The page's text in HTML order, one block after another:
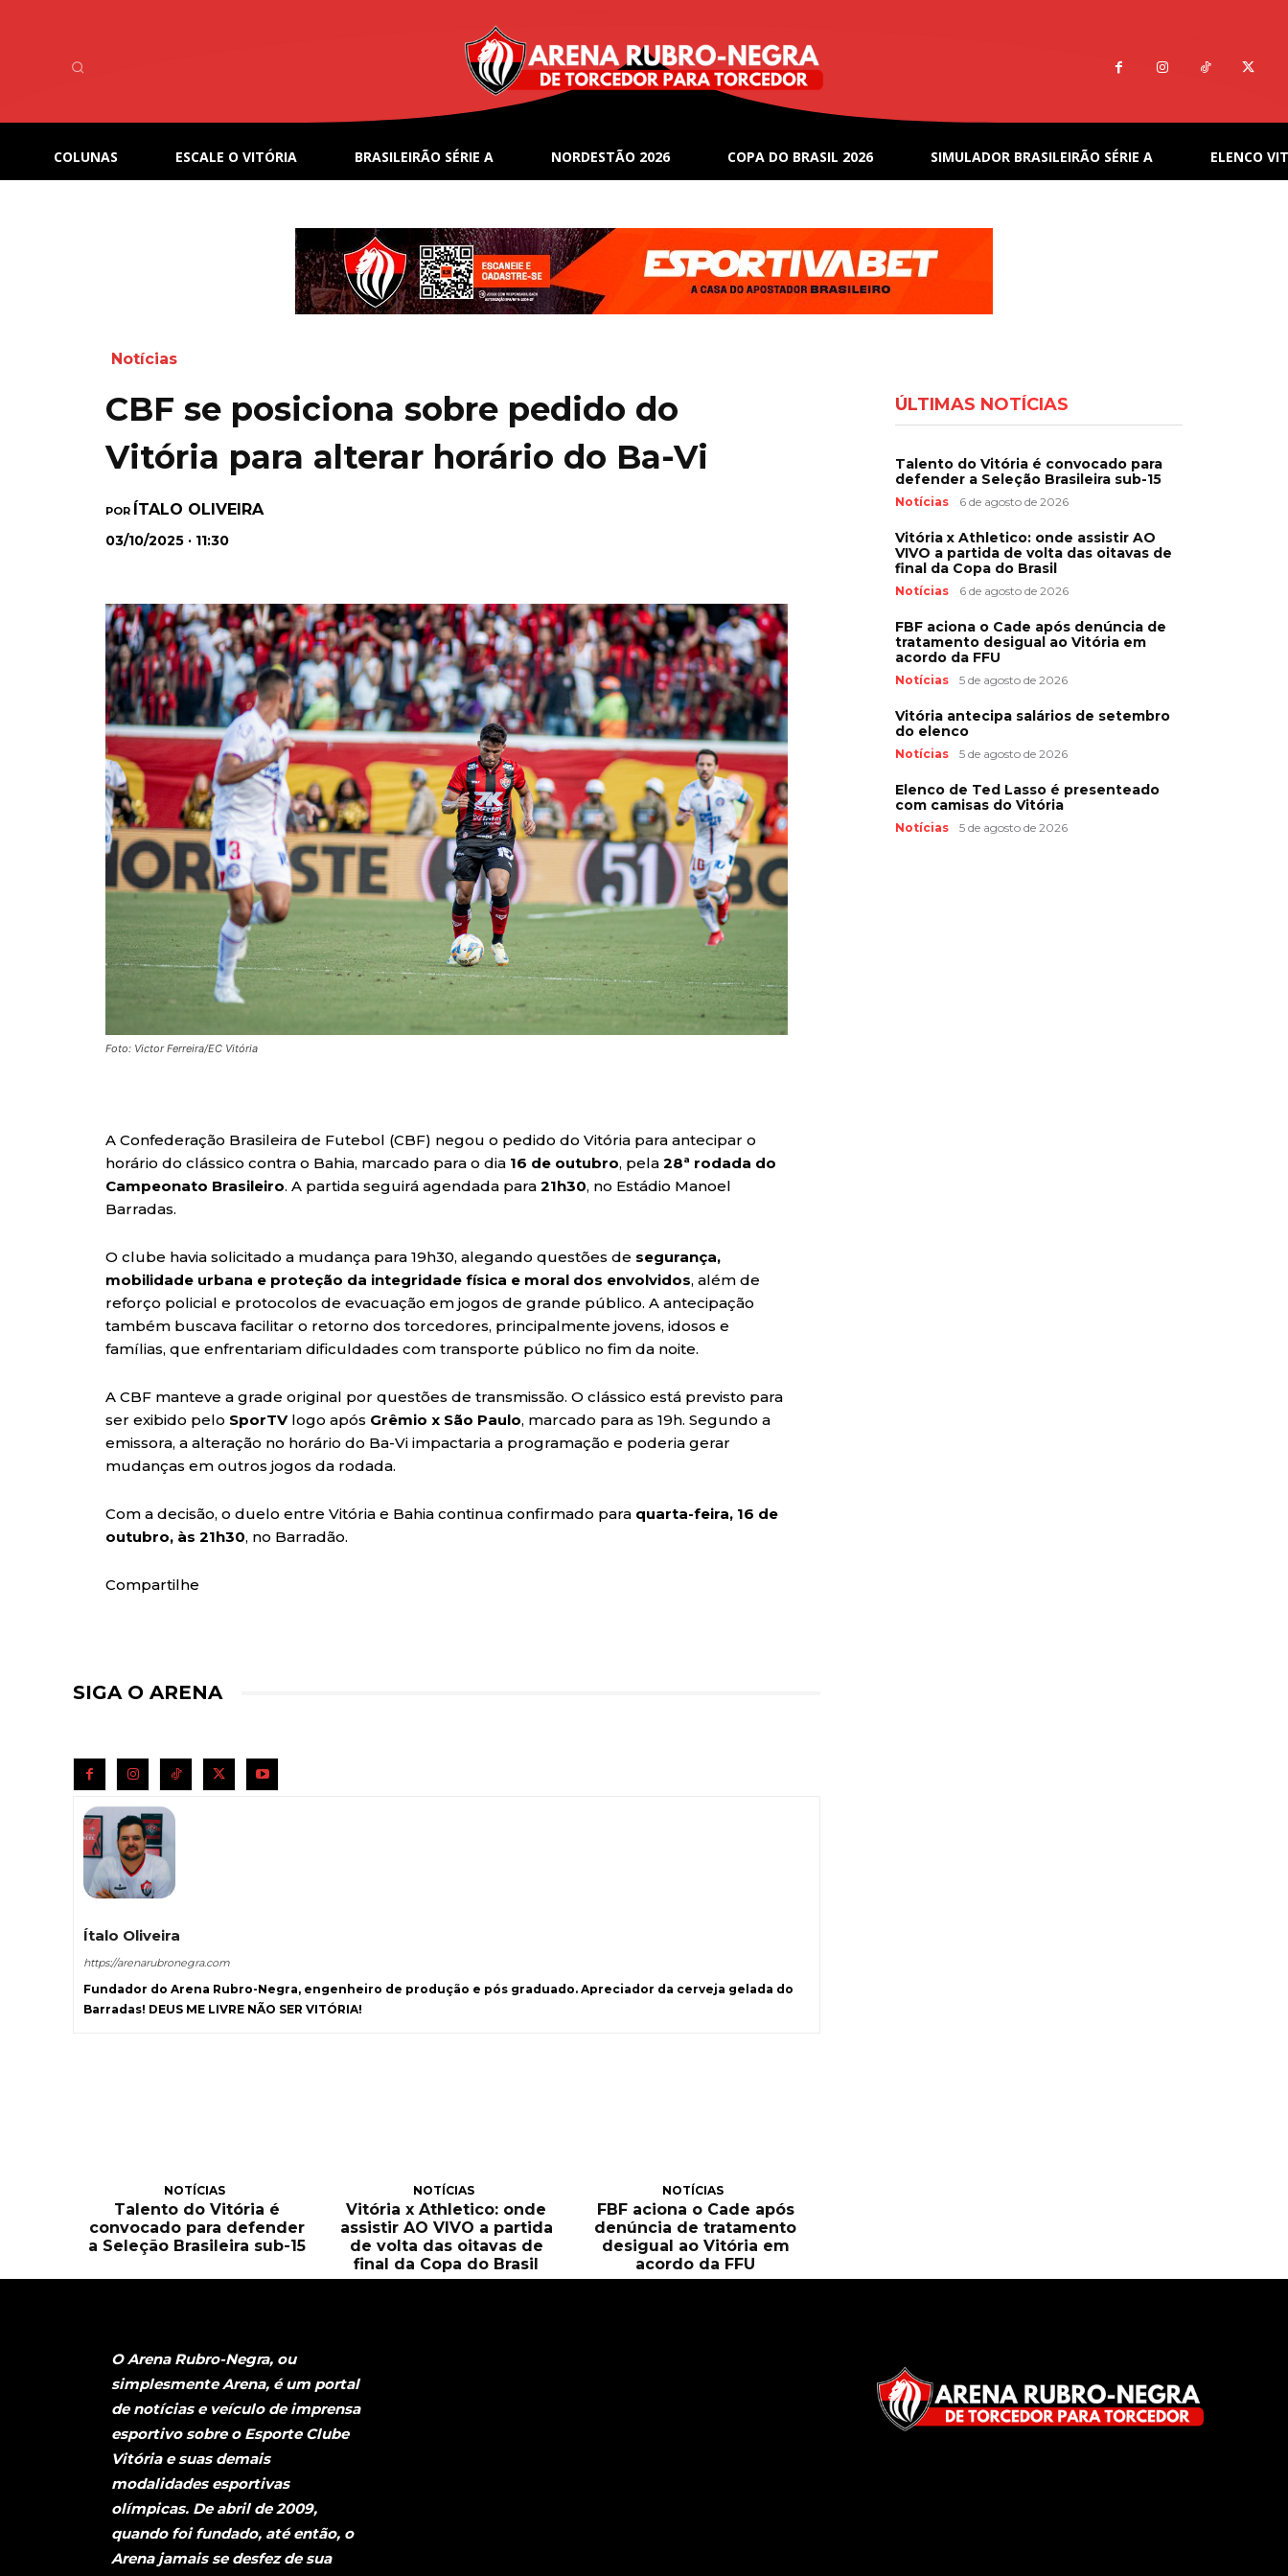
COLUNAS ESCALE O VITÓRIA BRASILEIRÃO SÉRIE A NORDESTÃO 2026 COPA DO BRASIL 2026 SIMULADOR BRASILEIRÃO SÉRIE A ELENCO
Notícias
CBF se posiciona sobre pedido do
Vitória para alterar horário do Ba-Vi
POR ÍTALO OLIVEIRA
03/10/2025 · 11:30
Foto: Victor Ferreira/EC Vitória
A Confederação Brasileira de Futebol (CBF) negou o pedido do Vitória para antecipar o
horário do clássico contra o Bahia, marcado para o dia 16 de outubro, pela 28ª rodada do
Campeonato Brasileiro. A partida seguirá agendada para 21h30, no Estádio Manoel
Barradas.
O clube havia solicitado a mudança para 19h30, alegando questões de segurança,
mobilidade urbana e proteção da integridade física e moral dos envolvidos, além de
reforço policial e protocolos de evacuação em jogos de grande público. A antecipação
também buscava facilitar o retorno dos torcedores, principalmente jovens, idosos e
famílias, que enfrentariam dificuldades com transporte público no fim da noite.
A CBF manteve a grade original por questões de transmissão. O clássico está previsto para
ser exibido pelo SporTVlogo após Grêmio x São Paulo, marcado para as 19h. Segundo a
emissora, a alteração no horário do Ba-Vi impactaria a programação e poderia gerar
mudanças em outros jogos da rodada.
Com a decisão, o duelo entre Vitória e Bahia continua confirmado para quarta-feira, 16 de
outubro, às 21h30, no Barradão.
Compartilhe
SIGA O ARENA
Ítalo Oliveira
https://arenarubronegra.com
Fundador do Arena Rubro-Negra, engenheiro de produção e pós graduado. Apreciador da cerveja gelada do
Barradas! DEUS ME LIVRE NÃO SER VITÓRIA!
NOTÍCIAS
Talento do Vitória é
convocado para defender
a Seleção Brasileira sub-15
NOTÍCIAS
Vitória x Athletico: onde
assistir AO VIVO a partida
de volta das oitavas de
final da Copa do Brasil
NOTÍCIAS
FBF aciona o Cade após
denúncia de tratamento
desigual ao Vitória em
acordo da FFU
ÚLTIMAS NOTÍCIAS
Talento do Vitória é convocado para
defender a Seleção Brasileira sub-15
Notícias 6 de agosto de 2026
Vitória x Athletico: onde assistir AO
VIVO a partida de volta das oitavas de
final da Copa do Brasil
Notícias 6 de agosto de 2026
FBF aciona o Cade após denúncia de
tratamento desigual ao Vitória em
acordo da FFU
Notícias 5 de agosto de 2026
Vitória antecipa salários de setembro
do elenco
Notícias 5 de agosto de 2026
Elenco de Ted Lasso é presenteado
com camisas do Vitória
Notícias 5 de agosto de 2026
O Arena Rubro-Negra, ou
simplesmente Arena, é um portal
de notícias e veículo de imprensa
esportivo sobre o Esporte Clube
Vitória e suas demais
modalidades esportivas
olímpicas. De abril de 2009,
quando foi fundado, até então, o
Arena jamais se desfez de sua